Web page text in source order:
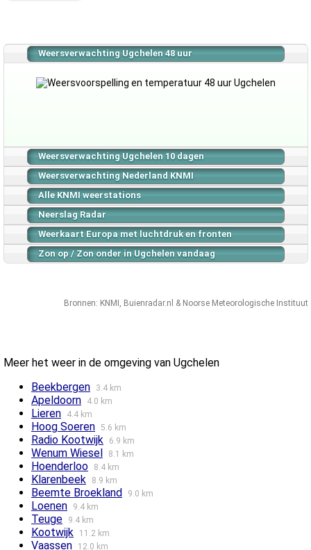
Weersverwachting Ugchelen 48 uur
Weersverwachting Ugchelen 10 dagen
Weersverwachting Nederland KNMI
Alle KNMI weerstations
Neerslag Radar
Weerkaart Europa met luchtdruk en fronten
Zon op / Zon onder in Ugchelen vandaag
Bronnen: KNMI , Buienradar.nl & Noorse Meteorologische Instituut
Meer het weer in de omgeving van Ugchelen
Beekbergen
3.4 km
Apeldoorn 4.0 km
Lieren 4.4 km
Hoog Soeren 5.6 km
Radio Kootwijk 6.9 km
Wenum Wiesel 8.1 km
Hoenderloo 8.4 km
Klarenbeek 8.9 km
Beemte Broekland 9.0 km
Loenen 9.4 km
Teuge 9.4 km
Kootwijk 11.2 km
Vaassen 12.0 km